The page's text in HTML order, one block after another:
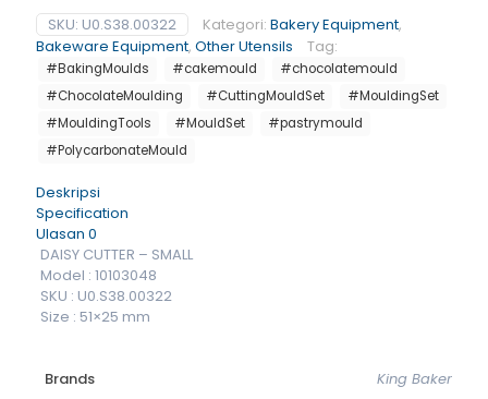
SKU: U0.S38.00322 Kategori: Bakery Equipment,
Bakeware Equipment, Other Utensils Tag:
#BakingMoulds #cakemould
#chocolatemould
#ChocolateMoulding
#CuttingMouldSet
#MouldingSet
#MouldingTools
#MouldSet
#pastrymould
#PolycarbonateMould
Deskripsi
Specification
Ulasan 0
DAISY CUTTER – SMALL
Model : 10103048
SKU : U0.S38.00322
Size : 51×25 mm
Brands King Baker